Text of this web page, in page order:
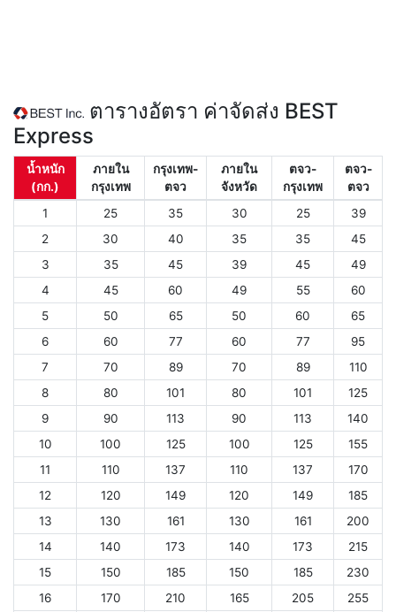
ตารางอัตรา ค่าจัดส่ง BEST
Express
น้ำหนัก
(กก.)
ภายใน
กรุงเทพ
กรุงเทพ-
ตจว
ภายใน
จังหวัด
ตจว-
กรุงเทพ
ตจว-
ตจว
1
25 35 30 25
39
2
30 40 35 35
45
3
35 45 39 45
49
4
45 60 49 55
60
5
50 65 50 60
65
6
60 77 60 77
95
7
70 89 70 89
110
8
80 101 80 101
125
9
90 113 90 113
140
10
100 125 100 125
155
11
110 137 110 137
170
12
120 149 120 149
185
13
130 161 130 161
200
14
140 173 140 173
215
15
150 185 150 185
230
16
170 210 165 205 255